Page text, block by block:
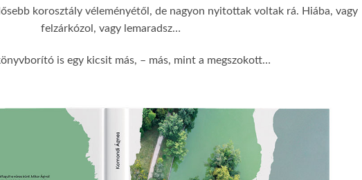
korosztály véleményétől, de nagyon nyitottak voltak rá. Hiába, vagy
felzárkózol, vagy lemaradsz…
is egy kicsit más, – más, mint a megszokott…